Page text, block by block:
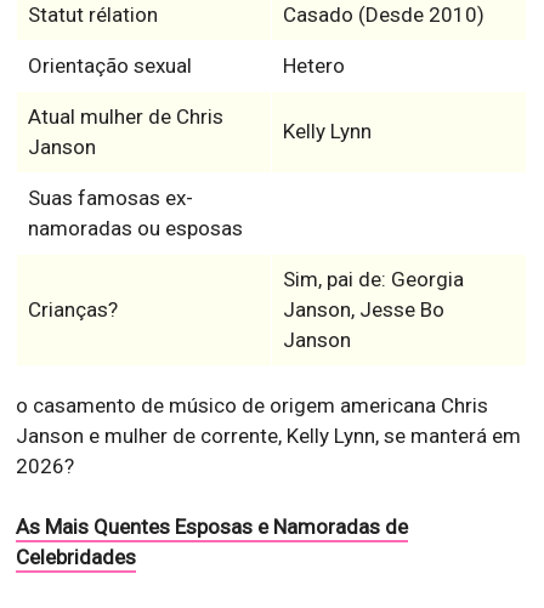
Statut rélation Casado (Desde 2010)
Orientação sexual Hetero
Atual mulher de Chris
Janson
Kelly Lynn
Suas famosas ex-
namoradas ou esposas
Crianças?
Sim, pai de: Georgia
Janson, Jesse Bo
Janson
o casamento de músico de origem americana Chris
Janson e mulher de corrente, Kelly Lynn, se manterá em
2026?
As Mais Quentes Esposas e Namoradas de
Celebridades